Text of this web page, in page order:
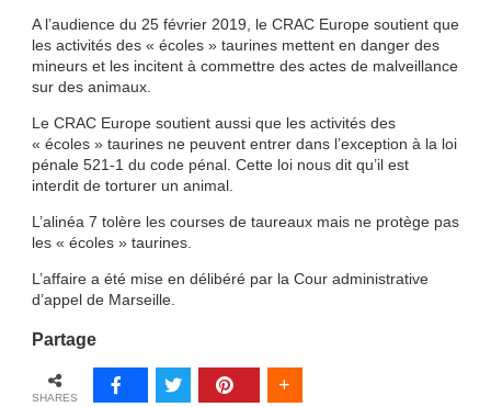
A l’audience du 25 février 2019, le CRAC Europe soutient que
les activités des « écoles » taurines mettent en danger des
mineurs et les incitent à commettre des actes de malveillance
sur des animaux.
Le CRAC Europe soutient aussi que les activités des
« écoles » taurines ne peuvent entrer dans l’exception à la loi
pénale 521-1 du code pénal. Cette loi nous dit qu’il est
interdit de torturer un animal.
L’alinéa 7 tolère les courses de taureaux mais ne protège pas
les « écoles » taurines.
L’affaire a été mise en délibéré par la Cour administrative
d’appel de Marseille.
Partage
SHARES